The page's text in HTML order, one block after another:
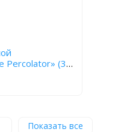
Percolator» (30
Показать все